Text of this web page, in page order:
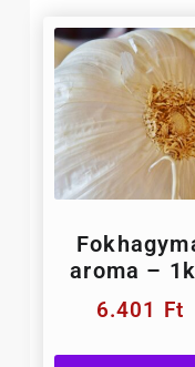
aroma –
6.401 Ft